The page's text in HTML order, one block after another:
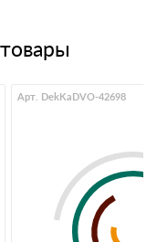
Арт. DekKaDVO-42698